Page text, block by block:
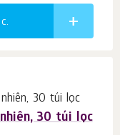
c.
30 túi lọc